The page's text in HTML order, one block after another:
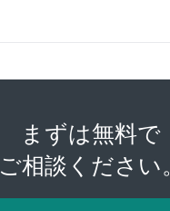
まずは無料で
ご相談ください。